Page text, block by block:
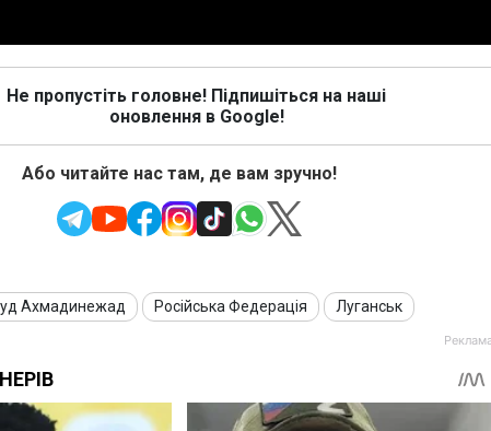
Не пропустіть головне! Підпишіться на наші
оновлення в Google!
Або читайте нас там, де вам зручно!
Ахмадинежад Російська Федерація Луганськ